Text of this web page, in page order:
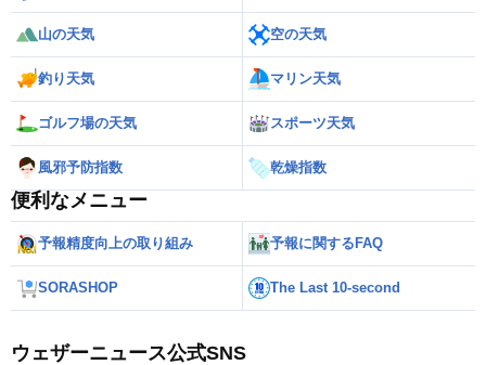
山の天気 空の天気
釣り天気 マリン天気
ゴルフ場の天気 スポーツ天気
風邪予防指数 乾燥指数
便利なメニュー
予報精度向上の取り組み 予報に関するFAQ
SORASHOP The Last 10-second
ウェザーニュース公式SNS